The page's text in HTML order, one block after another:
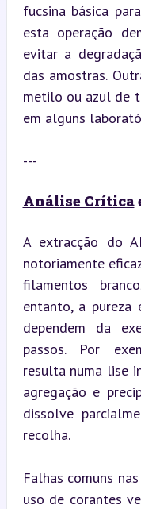
fucsina básica
esta operação
evitar a
das amostras.
metilo ou azul de
em alguns
---
Análise Crítica
A extracção do
notoriamente
filamentos
entanto, a
dependem da
passos. Por
resulta numa lise
agregação e
dissolve
recolha.
Falhas comuns
uso de corantes